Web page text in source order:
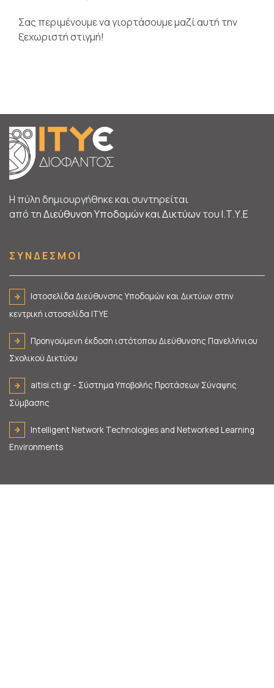
Σας περιμένουμε να γιορτάσουμε μαζί αυτή την
ξεχωριστή στιγμή!
Η πύλη δημιουργήθηκε και συντηρείται
από τηΔιεύθυνση Υποδομών και ΔικτύωντουΙ.Τ.Υ.E
Σ Υ Ν Δ Ε Σ Μ Ο Ι
Ιστοσελίδα Διεύθυνσης Υποδομών και Δικτύων στην
κεντρική ιστοσελίδα ΙΤΥΕ
Προηγούμενη έκδοση ιστότοπου Διεύθυνσης Πανελλήνιου
Σχολικού Δικτύου
aitisi.cti.gr - Σύστημα Υποβολής Προτάσεων Σύναψης
Σύμβασης
Intelligent Network Technologies and Networked Learning
Environments